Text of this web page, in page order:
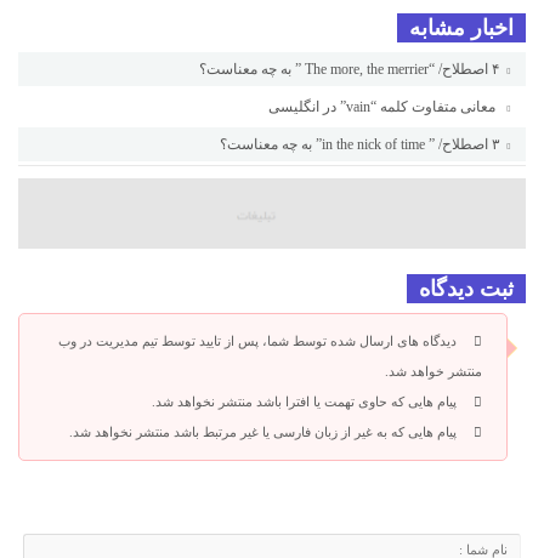
اخبار مشابه
معانی متفاوت کلمه “vain” در انگلیسی
ثبت دیدگاه
دیدگاه های ارسال شده توسط شما، پس از تایید توسط تیم مدیریت در وب
منتشر خواهد شد.
پیام هایی که حاوی تهمت یا افترا باشد منتشر نخواهد شد.
پیام هایی که به غیر از زبان فارسی یا غیر مرتبط باشد منتشر نخواهد شد.